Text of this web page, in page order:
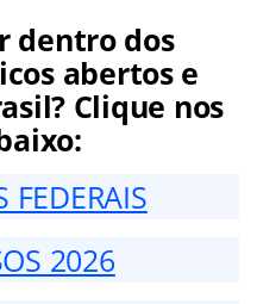
dentro dos
abertos e
Clique nos
FEDERAIS
2026